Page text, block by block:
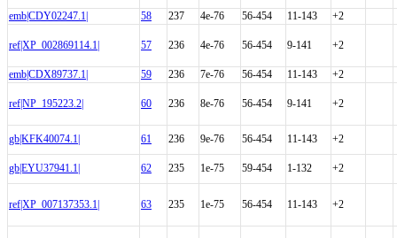
emb|CDY02247.1|
58 237 4e-76 56-454 11-143 +2
ref|XP_002869114.1| 57 236 4e-76 56-454 9-141 +2
emb|CDX89737.1| 59 236 7e-76 56-454 11-143 +2
ref|NP_195223.2| 60 236 8e-76 56-454 9-141 +2
gb|KFK40074.1| 61 236 9e-76 56-454 11-143 +2
gb|EYU37941.1| 62 235 1e-75 59-454 1-132 +2
ref|XP_007137353.1| 63 235 1e-75 56-454 11-143 +2